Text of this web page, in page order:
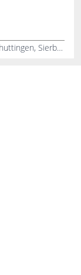
Kabels, Storingen, Onderhoud, Bestrating, Schuttingen, Sierbestrating, Vijveraanleg, Grondwerken